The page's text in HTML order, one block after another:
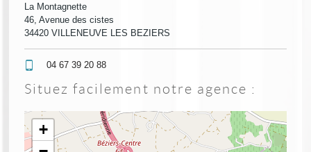
La Montagnette
46, Avenue des cistes
34420 VILLENEUVE LES BEZIERS
04 67 39 20 88
Situez facilement notre agence :
+